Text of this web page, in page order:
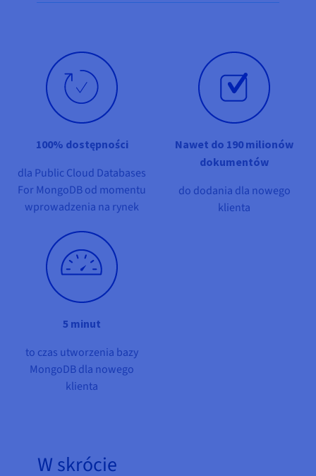
Roadmap & Changelog
Roadmap & Changelog
Share on Facebook
Share on Twitter
Share on Linkedin
100% dostępności
dla Public Cloud Databases
For MongoDB od momentu
wprowadzenia na rynek
Nawet do 190 milionów
dokumentów
do dodania dla nowego
klienta
5 minut
to czas utworzenia bazy
MongoDB dla nowego
klienta
W skrócie